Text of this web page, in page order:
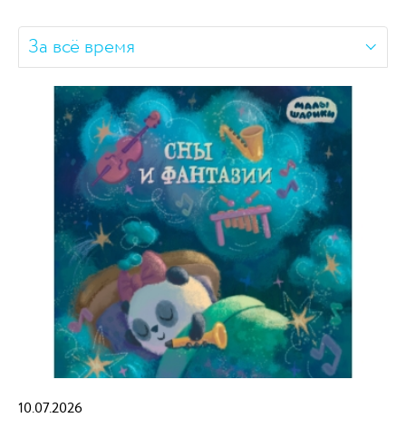
За всё время
10.07.2026